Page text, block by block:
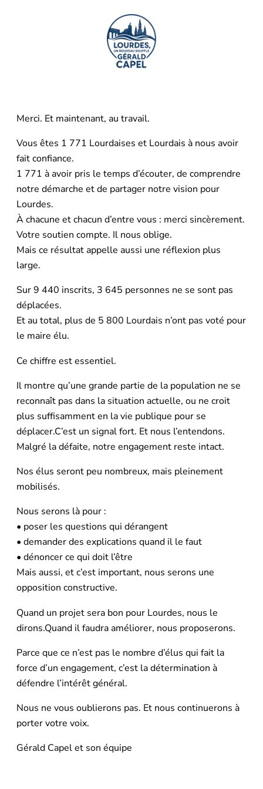
Merci. Et maintenant, au travail.
Vous êtes 1 771 Lourdaises et Lourdais à nous avoir
fait confiance.
1 771 à avoir pris le temps d’écouter, de comprendre
notre démarche et de partager notre vision pour
Lourdes.
À chacune et chacun d’entre vous : merci sincèrement.
Votre soutien compte. Il nous oblige.
Mais ce résultat appelle aussi une réflexion plus
large.
Sur 9 440 inscrits, 3 645 personnes ne se sont pas
déplacées.
Et au total, plus de 5 800 Lourdais n’ont pas voté pour
le maire élu.
Ce chiffre est essentiel.
Il montre qu’une grande partie de la population ne se
reconnaît pas dans la situation actuelle, ou ne croit
plus suffisamment en la vie publique pour se
déplacer.C’est un signal fort. Et nous l’entendons.
Malgré la défaite, notre engagement reste intact.
Nos élus seront peu nombreux, mais pleinement
mobilisés.
Nous serons là pour :
• poser les questions qui dérangent
• demander des explications quand il le faut
• dénoncer ce qui doit l’être
Mais aussi, et c’est important, nous serons une
opposition constructive.
Quand un projet sera bon pour Lourdes, nous le
dirons.Quand il faudra améliorer, nous proposerons.
Parce que ce n’est pas le nombre d’élus qui fait la
force d’un engagement, c’est la détermination à
défendre l’intérêt général.
Nous ne vous oublierons pas. Et nous continuerons à
porter votre voix.
Gérald Capel et son équipe